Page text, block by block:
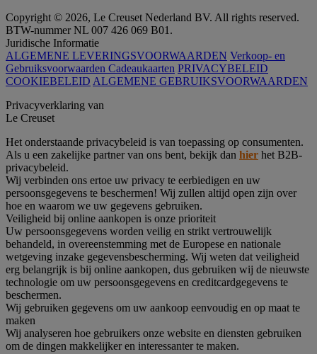
Copyright © 2026, Le Creuset Nederland BV. All rights reserved.
BTW-nummer NL 007 426 069 B01.
Juridische Informatie
ALGEMENE LEVERINGSVOORWAARDEN Verkoop- en
Gebruiksvoorwaarden Cadeaukaarten PRIVACYBELEID
COOKIEBELEID ALGEMENE GEBRUIKSVOORWAARDEN
Privacyverklaring van
Le Creuset
Het onderstaande privacybeleid is van toepassing op consumenten.
Als u een zakelijke partner van ons bent, bekijk dan hier het B2B-
privacybeleid.
Wij verbinden ons ertoe uw privacy te eerbiedigen en uw
persoonsgegevens te beschermen! Wij zullen altijd open zijn over
hoe en waarom we uw gegevens gebruiken.
Veiligheid bij online aankopen is onze prioriteit
Uw persoonsgegevens worden veilig en strikt vertrouwelijk
behandeld, in overeenstemming met de Europese en nationale
wetgeving inzake gegevensbescherming. Wij weten dat veiligheid
erg belangrijk is bij online aankopen, dus gebruiken wij de nieuwste
technologie om uw persoonsgegevens en creditcardgegevens te
beschermen.
Wij gebruiken gegevens om uw aankoop eenvoudig en op maat te
maken
Wij analyseren hoe gebruikers onze website en diensten gebruiken
om de dingen makkelijker en interessanter te maken.